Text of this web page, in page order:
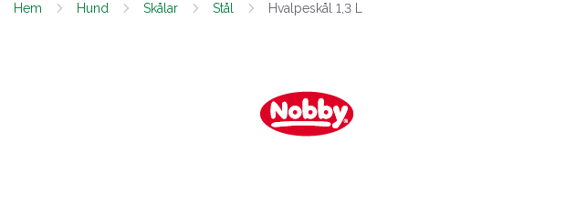
Hem Hund Skålar Stål Hvalpeskål 1,3 L